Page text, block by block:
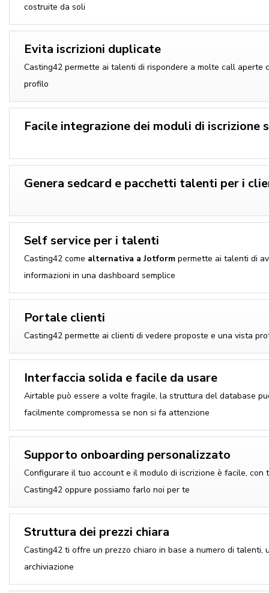
costruite da soli
Evita iscrizioni duplicate
Casting42 permette ai talenti di rispondere a molte call aperte
profilo
Facile integrazione dei moduli di iscrizione
Genera sedcard e pacchetti talenti per i
Self service per i talenti
Casting42 come alternativa a Jotform permette ai talenti di
informazioni in una dashboard semplice
Portale clienti
Casting42 permette ai clienti di vedere proposte e una vista
Interfaccia solida e facile da usare
Airtable può essere a volte fragile, la struttura del database
facilmente compromessa se non si fa attenzione
Supporto onboarding personalizzato
Configurare il tuo account e il modulo di iscrizione è facile, con
Casting42 oppure possiamo farlo noi per te
Struttura dei prezzi chiara
Casting42 ti offre un prezzo chiaro in base a numero di talenti,
archiviazione